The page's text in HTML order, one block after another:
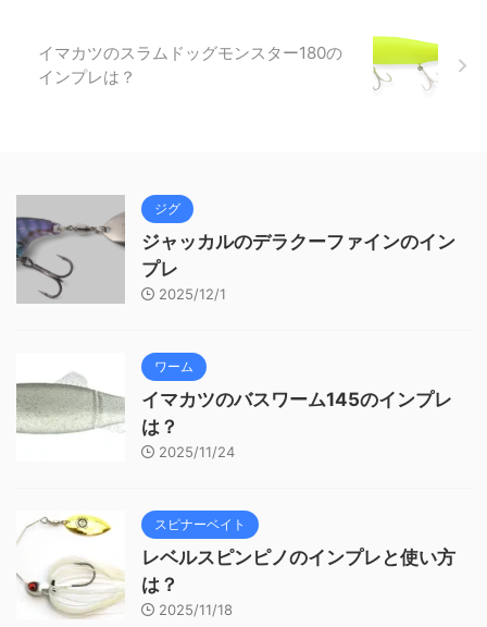
イマカツのスラムドッグモンスター180の
インプレは？
ジグ
ジャッカルのデラクーファインのイン
プレ
2025/12/1
ワーム
イマカツのバスワーム145のインプレ
は？
2025/11/24
スピナーベイト
レベルスピンピノのインプレと使い方
は？
2025/11/18